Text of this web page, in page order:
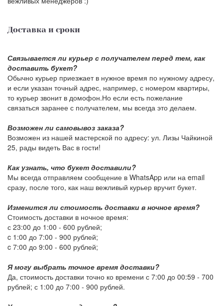
Доставка и сроки
Связывается ли курьер с получателем перед тем, как
доставить букет?
Обычно курьер приезжает в нужное время по нужному адресу,
и если указан точный адрес, например, с номером квартиры,
то курьер звонит в домофон.Но если есть пожелание
связаться заранее с получателем, мы всегда это делаем.
Возможен ли самовывоз заказа?
Возможен из нашей мастерской по адресу: ул. Лизы Чайкиной
25, рады видеть Вас в гости!
Как узнать, что букет доставили?
Мы всегда отправляем сообщение в WhatsApp или на email
сразу, после того, как наш вежливый курьер вручит букет.
Изменится ли стоимость доставки в ночное время?
Стоимость доставки в ночное время:
с 23:00 до 1:00 - 600 рублей;
c 1:00 до 7:00 - 900 рублей;
c 7:00 до 9:00 - 600 рублей;
Я могу выбрать точное время доставки?
Да, стоимость доставки точно ко времени с 7:00 до 00:59 - 700
рублей; с 1:00 до 7:00 - 900 рублей.